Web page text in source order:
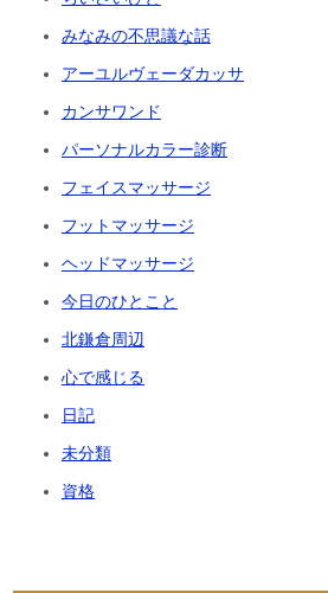
みなみの不思議な話
アーユルヴェーダカッサ
カンサワンド
パーソナルカラー診断
フェイスマッサージ
フットマッサージ
ヘッドマッサージ
今日のひとこと
北鎌倉周辺
心で感じる
日記
未分類
資格